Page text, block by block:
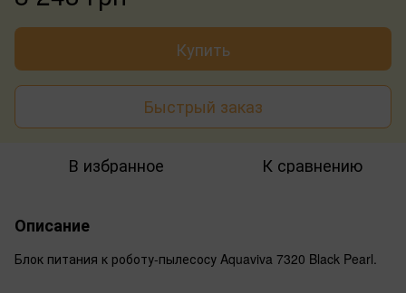
Купить
Быстрый заказ
В избранное К сравнению
Описание
Блок питания к роботу-пылесоcу Aquaviva 7320 Black Pearl.